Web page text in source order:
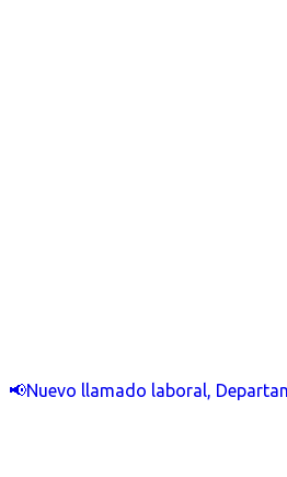
📢Nuevo llamado laboral,